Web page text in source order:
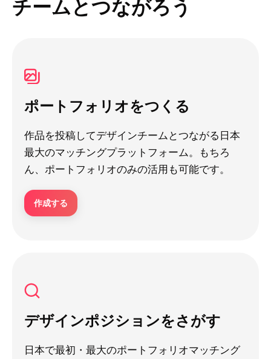
チームとつながろう
ポートフォリオをつくる
作品を投稿してデザインチームとつながる日本
最大のマッチングプラットフォーム。もちろ
ん、ポートフォリオのみの活用も可能です。
作成する
デザインポジションをさがす
日本で最初・最大のポートフォリオマッチング